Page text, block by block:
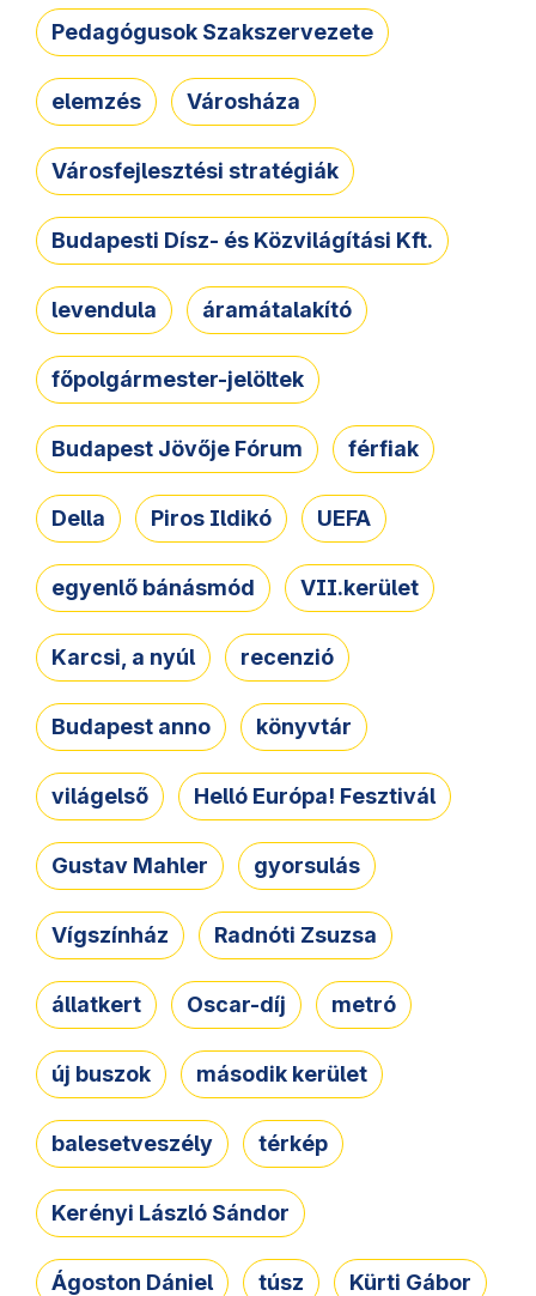
Pedagógusok Szakszervezete
elemzés Városháza
Városfejlesztési stratégiák
Budapesti Dísz- és Közvilágítási Kft.
levendula áramátalakító
főpolgármester-jelöltek
Budapest Jövője Fórum férfiak
Della Piros Ildikó UEFA
egyenlő bánásmód VII.kerület
Karcsi, a nyúl recenzió
Budapest anno könyvtár
világelső Helló Európa! Fesztivál
Gustav Mahler gyorsulás
Vígszínház Radnóti Zsuzsa
állatkert Oscar-díj metró
új buszok második kerület
balesetveszély térkép
Kerényi László Sándor
Ágoston Dániel túsz Kürti Gábor